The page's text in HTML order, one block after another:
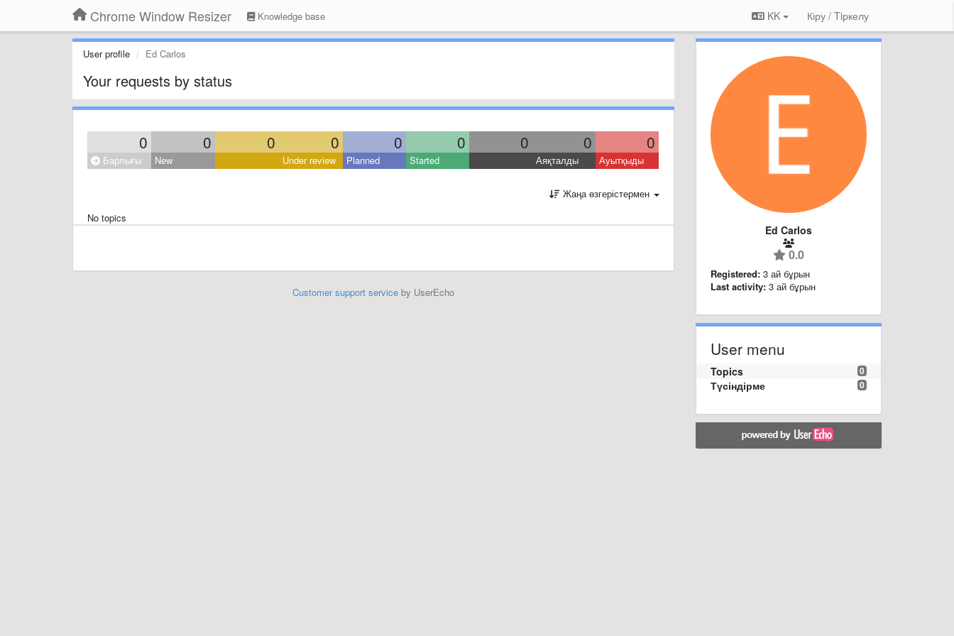
Chrome Window Resizer Knowledge base KK Кіру / Tiркелу
User profile Ed Carlos
Your requests by status
0 0 0 0 0 0 0 0 0
Барлығы New Under review Planned Started Аяқталды Ауытқыды
Жаңа өзгерістермен
No topics
Customer support serviceby UserEcho
Ed Carlos
0.0
Registered: 3 ай бұрын
Last activity: 3 ай бұрын
User menu
0
Topics
0
Түсіндірме